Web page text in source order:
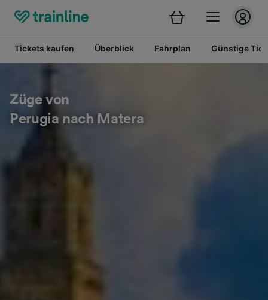
Tickets kaufen Überblick Fahrplan Günstige
Züge von
Perugia nach Matera